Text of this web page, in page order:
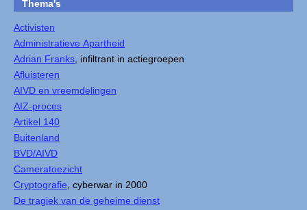
Thema's
Activisten
Administratieve Apartheid
Adrian Franks , infiltrant in actiegroepen
Afluisteren
AIVD en vreemdelingen
AIZ-proces
Artikel 140
Buitenland
BVD/AIVD
Cameratoezicht
Cryptografie , cyberwar in 2000
De tragiek van de geheime dienst